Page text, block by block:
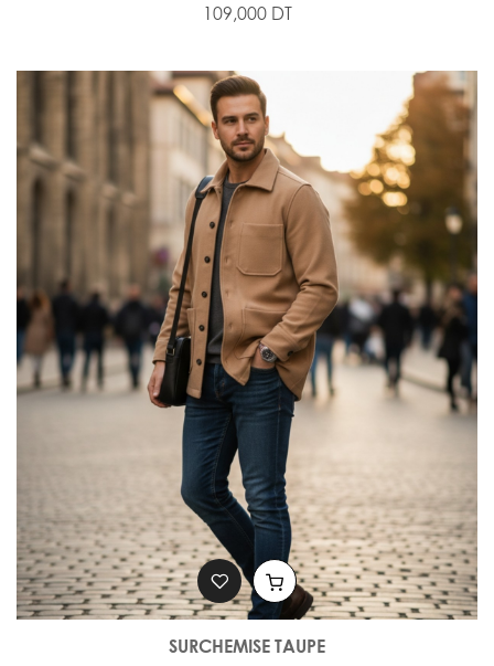
109,000 DT
SURCHEMISE TAUPE